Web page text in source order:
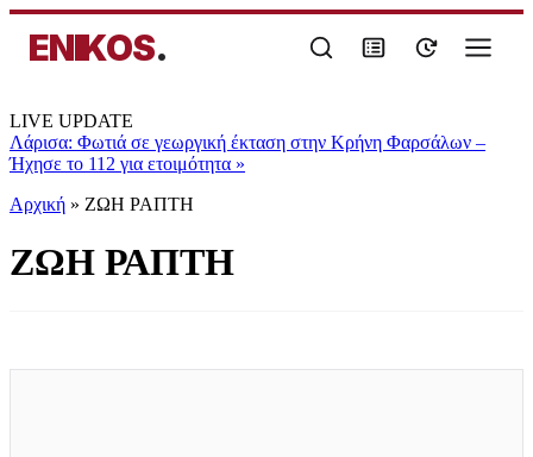
ENIKOS.
LIVE UPDATE
Λάρισα: Φωτιά σε γεωργική έκταση στην Κρήνη Φαρσάλων –
Ήχησε το 112 για ετοιμότητα »
Αρχική » ΖΩΗ ΡΑΠΤΗ
ΖΩΗ ΡΑΠΤΗ